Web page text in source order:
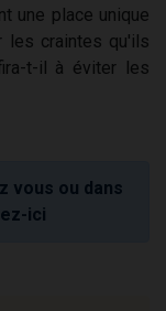
une place unique
les craintes qu'ils
t-il à éviter les
vous ou dans
ici